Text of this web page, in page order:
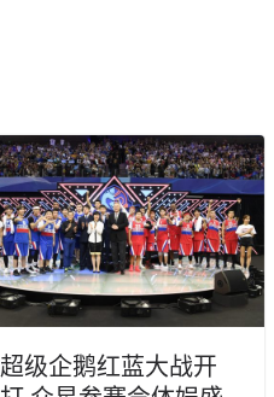
超级企鹅红蓝大战开